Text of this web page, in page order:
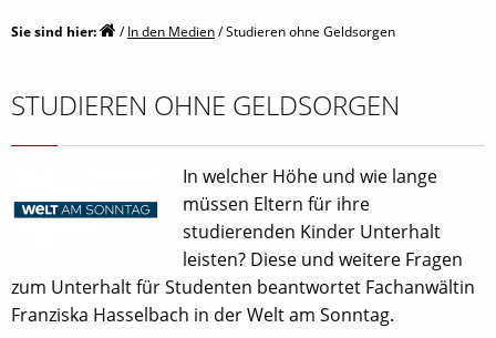
Sie sind hier: /In den Medien/Studieren ohne Geldsorgen
STUDIEREN OHNE GELDSORGEN
In welcher Höhe und wie lange
müssen Eltern für ihre
studierenden Kinder Unterhalt
leisten? Diese und weitere Fragen
zum Unterhalt für Studenten beantwortet Fachanwältin
Franziska Hasselbach in der Welt am Sonntag.